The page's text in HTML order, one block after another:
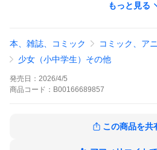
後、一緒に食事をした時の様子をSNS
の手が写り込んでしまい不倫だと思わ
た。顔は映ってないし問題ないはず。
ネが止まらない快感に溺れていく…!
#サレ妻はSNSで復讐する【マイクロ
もっと見る
本、雑誌、コミック コミック、ア
少女（小中学生）その他
発売日： 2026/4/5
商品 コード： B00166689857
この商品を共